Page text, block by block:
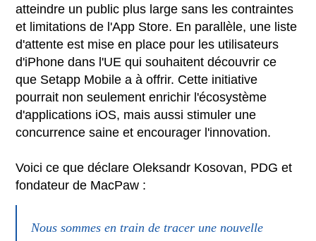
atteindre un public plus large sans les contraintes
et limitations de l'App Store. En parallèle, une liste
d'attente est mise en place pour les utilisateurs
d'iPhone dans l'UE qui souhaitent découvrir ce
que Setapp Mobile a à offrir. Cette initiative
pourrait non seulement enrichir l'écosystème
d'applications iOS, mais aussi stimuler une
concurrence saine et encourager l'innovation.
Voici ce que déclare Oleksandr Kosovan, PDG et
fondateur de MacPaw :
Nous sommes en train de tracer une nouvelle